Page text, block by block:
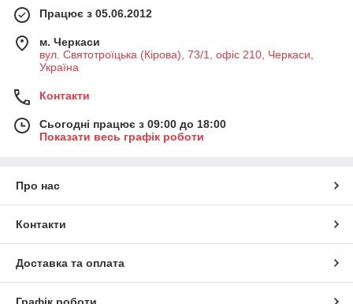
Працює з 05.06.2012
м. Черкаси
вул. Святотроїцька (Кірова), 73/1, офіс 210, Черкаси,
Україна
Контакти
Сьогодні працює з 09:00 до 18:00
Показати весь графік роботи
Про нас
Контакти
Доставка та оплата